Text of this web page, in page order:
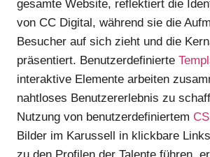
gesamte Website, reflektiert die
von CC Digital, während sie die
Besucher auf sich zieht und die
präsentiert. Benutzerdefinierte
interaktive Elemente arbeiten
nahtloses Benutzererlebnis zu
Nutzung von benutzerdefiniertem
Bilder im Karussell in klickbare